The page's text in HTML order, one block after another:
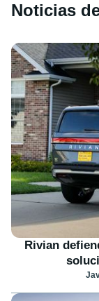
Noticias
Rivian